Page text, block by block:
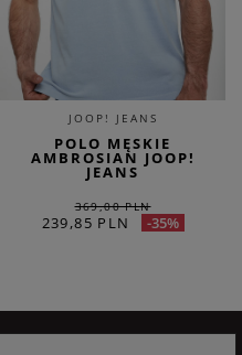
JOOP! JEANS
POLO MĘSKIE
AMBROSIAN JOOP!
JEANS
369,00 PLN
239,85 PLN -35%